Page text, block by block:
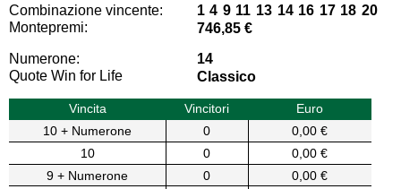
Combinazione vincente:
1 4 9 11 13 14 16 17 18 20
Montepremi:
746,85 €
Numerone:
14
Quote Win for Life
Classico
Vincita Vincitori
Euro
10 + Numerone
0
0,00 €
10
0
0,00 €
9 + Numerone
0
0,00 €